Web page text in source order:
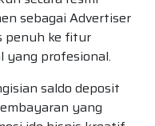
sebagai Advertiser
penuh ke fitur
yang profesional.
saldo deposit
yang